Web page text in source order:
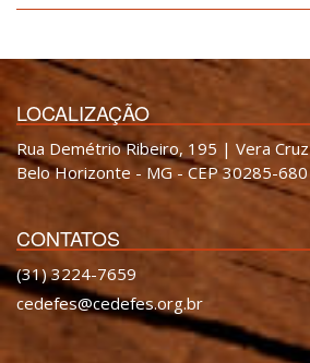
LOCALIZAÇÃO
Rua Demétrio Ribeiro, 195 | Vera Cruz
Belo Horizonte - MG - CEP 30285-680
CONTATOS
(31) 3224-7659
cedefes@cedefes.org.br